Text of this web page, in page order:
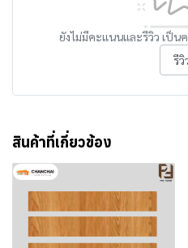
ยังไม่มีคะแนนและรีวิว เป็
รีวิ
สินค้าที่เกี่ยวข้อง